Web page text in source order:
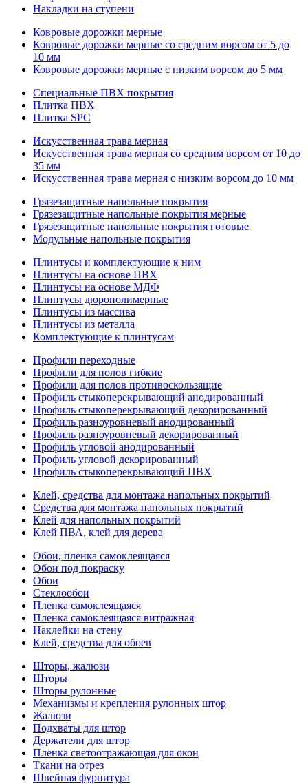
Накладки на ступени
Ковровые дорожки мерные
Ковровые дорожки мерные со средним ворсом от 5 до
10 мм
Ковровые дорожки мерные с низким ворсом до 5 мм
Специальные ПВХ покрытия
Плитка ПВХ
Плитка SPC
Искуccтвенная трава мерная
Искусственная трава мерная со средним ворсом от 10 до
35 мм
Искусственная трава мерная с низким ворсом до 10 мм
Грязезащитные напольные покрытия
Грязезащитные напольные покрытия мерные
Грязезащитные напольные покрытия готовые
Модульные напольные покрытия
Плинтусы и комплектующие к ним
Плинтусы на основе ПВХ
Плинтусы на основе МДФ
Плинтусы дюрополимерные
Плинтусы из массива
Плинтусы из металла
Комплектующие к плинтусам
Профили переходные
Профили для полов гибкие
Профили для полов противоскользящие
Профиль стыкоперекрывающий анодированный
Профиль стыкоперекрывающий декорированный
Профиль разноуровневый анодированный
Профиль разноуровневый декорированный
Профиль угловой анодированный
Профиль угловой декорированный
Профиль стыкоперекрывающий ПВХ
Клей, средства для монтажа напольных покрытий
Средства для монтажа напольных покрытий
Клей для напольных покрытий
Клей ПВА, клей для дерева
Обои, пленка самоклеящаяся
Обои под покраску
Обои
Стеклообои
Пленка самоклеящаяся
Пленка самоклеящаяся витражная
Наклейки на стену
Клей, средства для обоев
Шторы, жалюзи
Шторы
Шторы рулонные
Механизмы и крепления рулонных штор
Жалюзи
Подхваты для штор
Держатели для штор
Пленка светоотражающая для окон
Ткани на отрез
Швейная фурнитура